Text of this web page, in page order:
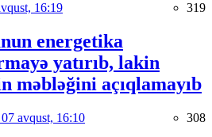
16:19 319
energetika
yatırıb, lakin
məbləğini açıqlamayıb
07 avqust, 16:10 308